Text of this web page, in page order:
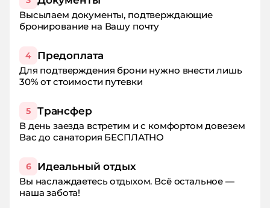
Высылаем документы, подтверждающие
бронирование на Вашу почту
4 Предоплата
Для подтверждения брони нужно внести лишь
30% от стоимости путевки
5 Трансфер
В день заезда встретим и с комфортом довезем
Вас до санатория БЕСПЛАТНО
6 Идеальный отдых
Вы наслаждаетесь отдыхом. Всё остальное —
наша забота!